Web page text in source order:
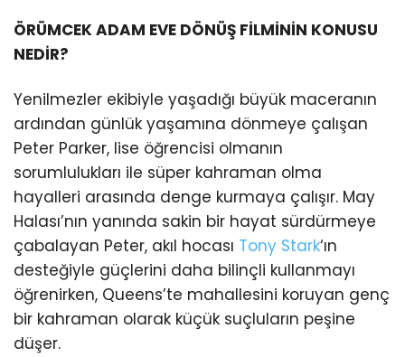
ÖRÜMCEK ADAM EVE DÖNÜŞ FİLMİNİN KONUSU
NEDİR?
Yenilmezler ekibiyle yaşadığı büyük maceranın
ardından günlük yaşamına dönmeye çalışan
Peter Parker, lise öğrencisi olmanın
sorumlulukları ile süper kahraman olma
hayalleri arasında denge kurmaya çalışır. May
Halası’nın yanında sakin bir hayat sürdürmeye
çabalayan Peter, akıl hocası Tony Stark‘ın
desteğiyle güçlerini daha bilinçli kullanmayı
öğrenirken, Queens’te mahallesini koruyan genç
bir kahraman olarak küçük suçluların peşine
düşer.